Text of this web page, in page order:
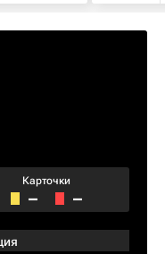
Карточки
– –